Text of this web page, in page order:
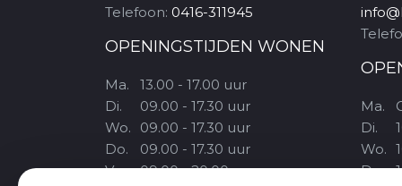
Telefoon: 0416-311945
OPENINGSTIJDEN WONEN
Ma.
Di.
Wo.
Do.
Vr.
13.00 - 17.00 uur
09.00 - 17.30 uur
09.00 - 17.30 uur
09.00 - 17.30 uur
09.00 - 20.00 uur
Ma.
Di.
Wo.
Do.